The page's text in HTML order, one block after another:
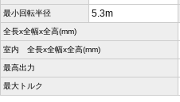
最小回転半径 5.3m
全長x全幅x全高(mm)
室内 全長x全幅x全高(mm)
最高出力
最大トルク